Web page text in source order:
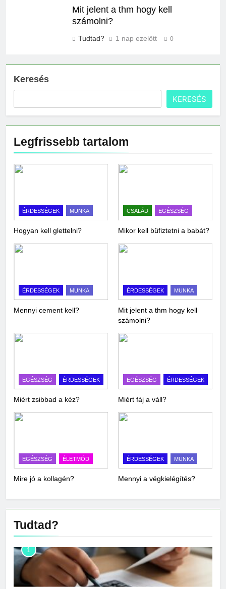
Mit jelent a thm hogy kell
számolni?
Tudtad? 1 nap ezelőtt 0
Keresés
KERESÉS
Legfrissebb tartalom
ÉRDESSÉGEK MUNKA
Hogyan kell glettelni?
CSALÁD EGÉSZSÉG
Mikor kell büfiztetni a babát?
ÉRDESSÉGEK MUNKA
Mennyi cement kell?
ÉRDESSÉGEK MUNKA
Mit jelent a thm hogy kell
számolni?
EGÉSZSÉG ÉRDESSÉGEK
Miért zsibbad a kéz?
EGÉSZSÉG ÉRDESSÉGEK
Miért fáj a váll?
EGÉSZSÉG ÉLETMÓD
Mire jó a kollagén?
ÉRDESSÉGEK MUNKA
Mennyi a végkielégítés?
Tudtad?
1